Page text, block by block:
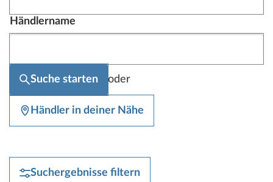
Händlername
Suche starten oder
Händler in deiner Nähe
Suchergebnisse filtern